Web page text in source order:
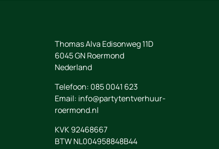
Thomas Alva Edisonweg 11D
6045 GN Roermond
Nederland
Telefoon: 085 0041 623
Email: info@partytentverhuur-
roermond.nl
KVK 92468667
BTW NL004958848B44